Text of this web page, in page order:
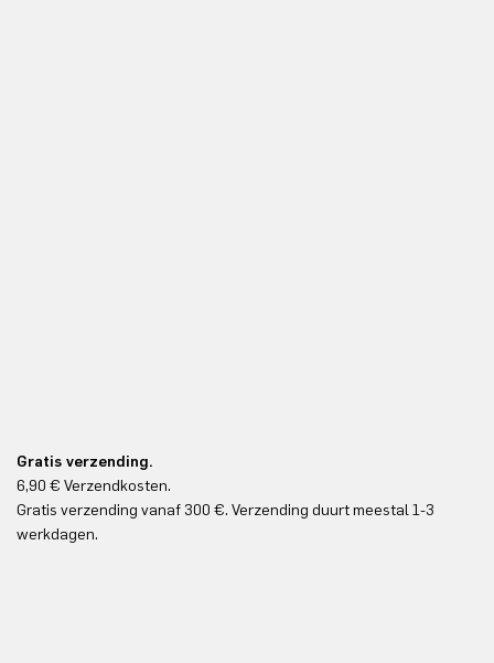
Gratis verzending.
6,90 € Verzendkosten.
Gratis verzending vanaf 300 €. Verzending duurt meestal 1-3
werkdagen.